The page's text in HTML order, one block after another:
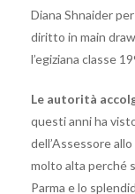
Diana Shnaider
diritto in main
l’egiziana classe
Le autorità
questi anni ha
dell’Assessore
molto alta perché
Parma e lo